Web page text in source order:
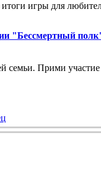
игры для
"Бессмертный
семьи. Прими